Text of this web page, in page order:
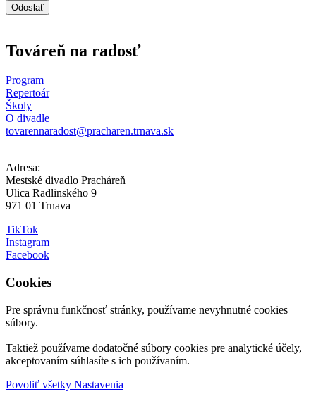
Odoslať
Továreň na radosť
Program
Repertoár
Školy
O divadle
tovarennaradost@pracharen.trnava.sk
Adresa:
Mestské divadlo Pracháreň
Ulica Radlinského 9
971 01 Trnava
TikTok
Instagram
Facebook
Cookies
Pre správnu funkčnosť stránky, používame nevyhnutné cookies
súbory.
Taktiež používame dodatočné súbory cookies pre analytické účely,
akceptovaním súhlasíte s ich používaním.
Povoliť všetky Nastavenia